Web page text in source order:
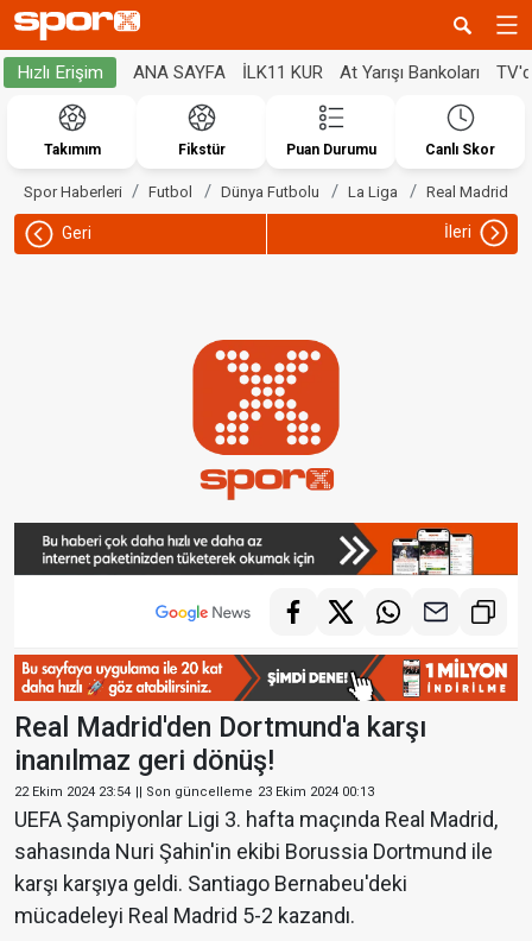
Hızlı Erişim ANA SAYFA İLK11 KUR At Yarışı Bankoları
Takımım Fikstür Puan Durumu Canlı Skor
Spor Haberleri Futbol Dünya Futbolu La Liga Real Madrid
Geri İleri
Real Madrid'den Dortmund'a karşı
inanılmaz geri dönüş!
22 Ekim 2024 23:54 || Son güncelleme 23 Ekim 2024 00:13
UEFA Şampiyonlar Ligi 3. hafta maçında Real Madrid,
sahasında Nuri Şahin'in ekibi Borussia Dortmund ile
karşı karşıya geldi. Santiago Bernabeu'deki
mücadeleyi Real Madrid 5-2 kazandı.